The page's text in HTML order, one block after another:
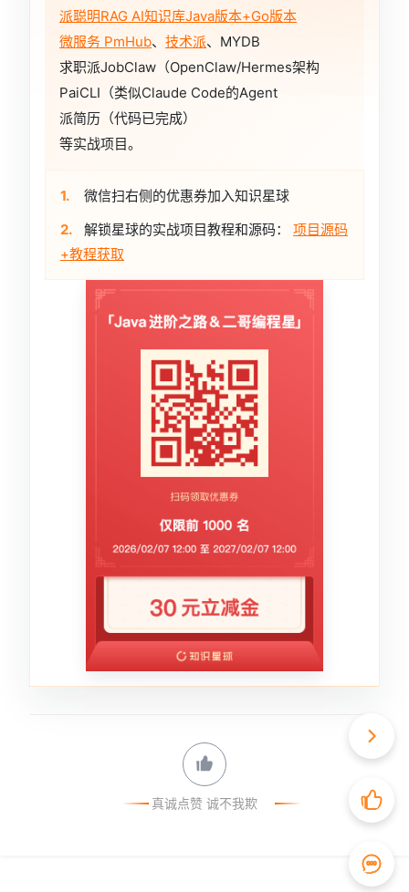
派聪明RAG AI知识库Java版本+Go版本
微服务 PmHub、 技术派、MYDB
求职派JobClaw（OpenClaw/Hermes架构
PaiCLI（类似Claude Code的Agent
派简历（代码已完成）
等实战项目。
1.
微信扫右侧的优惠券加入知识星球
2.
解锁星球的实战项目教程和源码： 项目源码
+教程获取
真诚点赞 诚不我欺